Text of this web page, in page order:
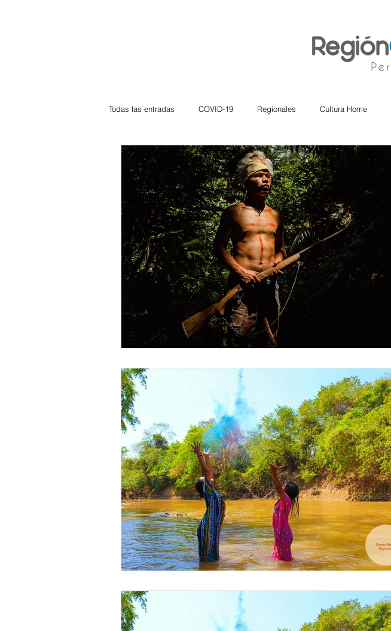
Todas las entradas COVID-19 Regionales Cultura Home
Deportes Atlántico La Guajira Cesar
Córdoba Bloggeros Hermanos Mayores Economía
Carnaval Educación BID BIENESTAR AMBIENTAL